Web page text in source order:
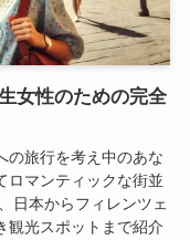
女性のための完全
の旅行を考え中のあな
ロマンティックな街並
日本からフィレンツェ
観光スポットまで紹介